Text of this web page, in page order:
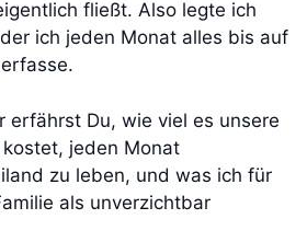
fließt. Also legte ich
ich jeden Monat alles bis auf
erfährst Du, wie viel es unsere
jeden Monat
zu leben, und was ich für
als unverzichtbar